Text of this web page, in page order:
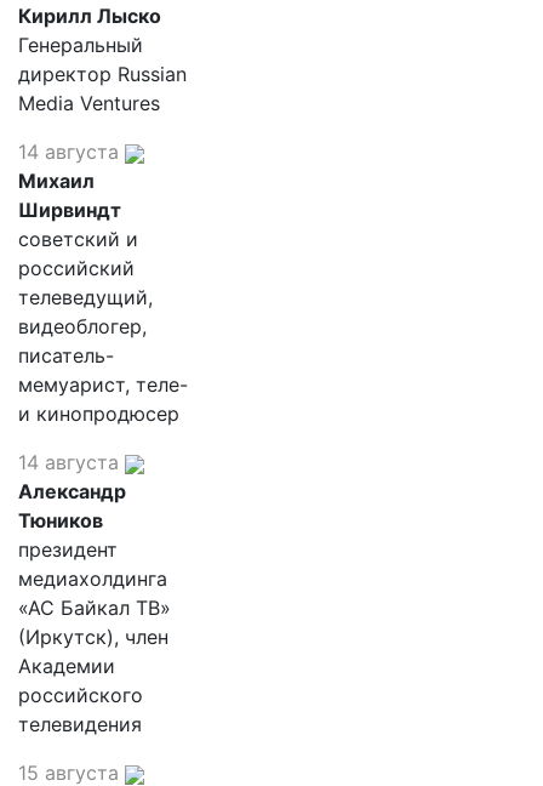
Кирилл Лыско
Генеральный
директор Russian
Media Ventures
14 августа
Михаил
Ширвиндт
советский и
российский
телеведущий,
видеоблогер,
писатель-
мемуарист, теле-
и кинопродюсер
14 августа
Александр
Тюников
президент
медиахолдинга
«АС Байкал ТВ»
(Иркутск), член
Академии
российского
телевидения
15 августа